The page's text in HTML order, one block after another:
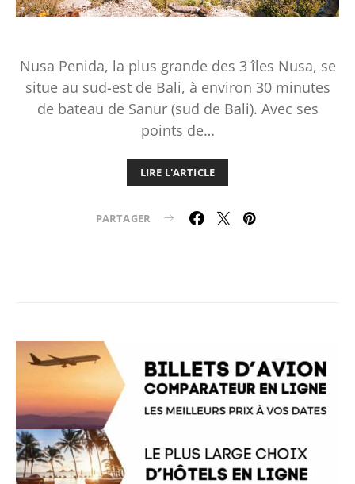
Nusa Penida, la plus grande des 3 îles Nusa, se
situe au sud-est de Bali, à environ 30 minutes
de bateau de Sanur (sud de Bali). Avec ses
points de…
LIRE L'ARTICLE
PARTAGER